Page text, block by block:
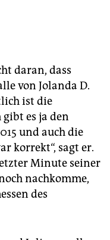
daran, dass
von Jolanda D.
ist die
es ja den
und auch die
korrekt“, sagt er.
Minute seiner
nachkomme,
des